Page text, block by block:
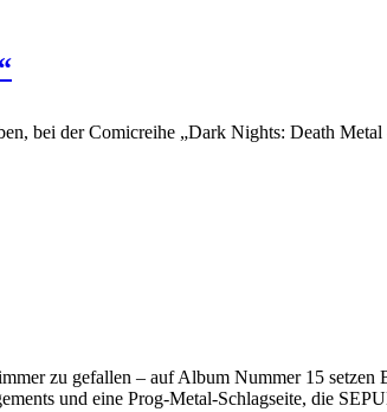
bei der Comicreihe „Dark Nights: Death
zu gefallen – auf Album Nummer 15 setzen
und eine Prog-Metal-Schlagseite, die